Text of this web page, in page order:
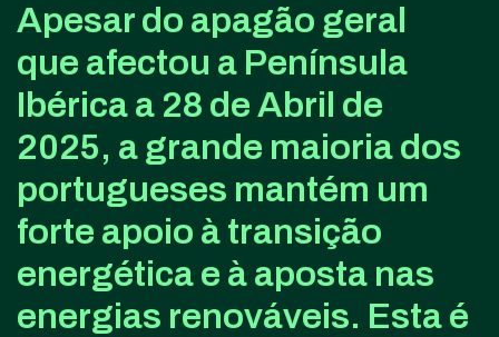
Apesar do apagão geral
que afectou a Península
Ibérica a 28 de Abril de
2025, a grande maioria dos
portugueses mantém um
forte apoio à transição
energética e à aposta nas
energias renováveis. Esta é